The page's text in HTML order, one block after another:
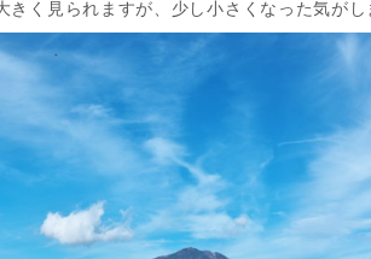
きく見られますが、少し小さくなった気がし